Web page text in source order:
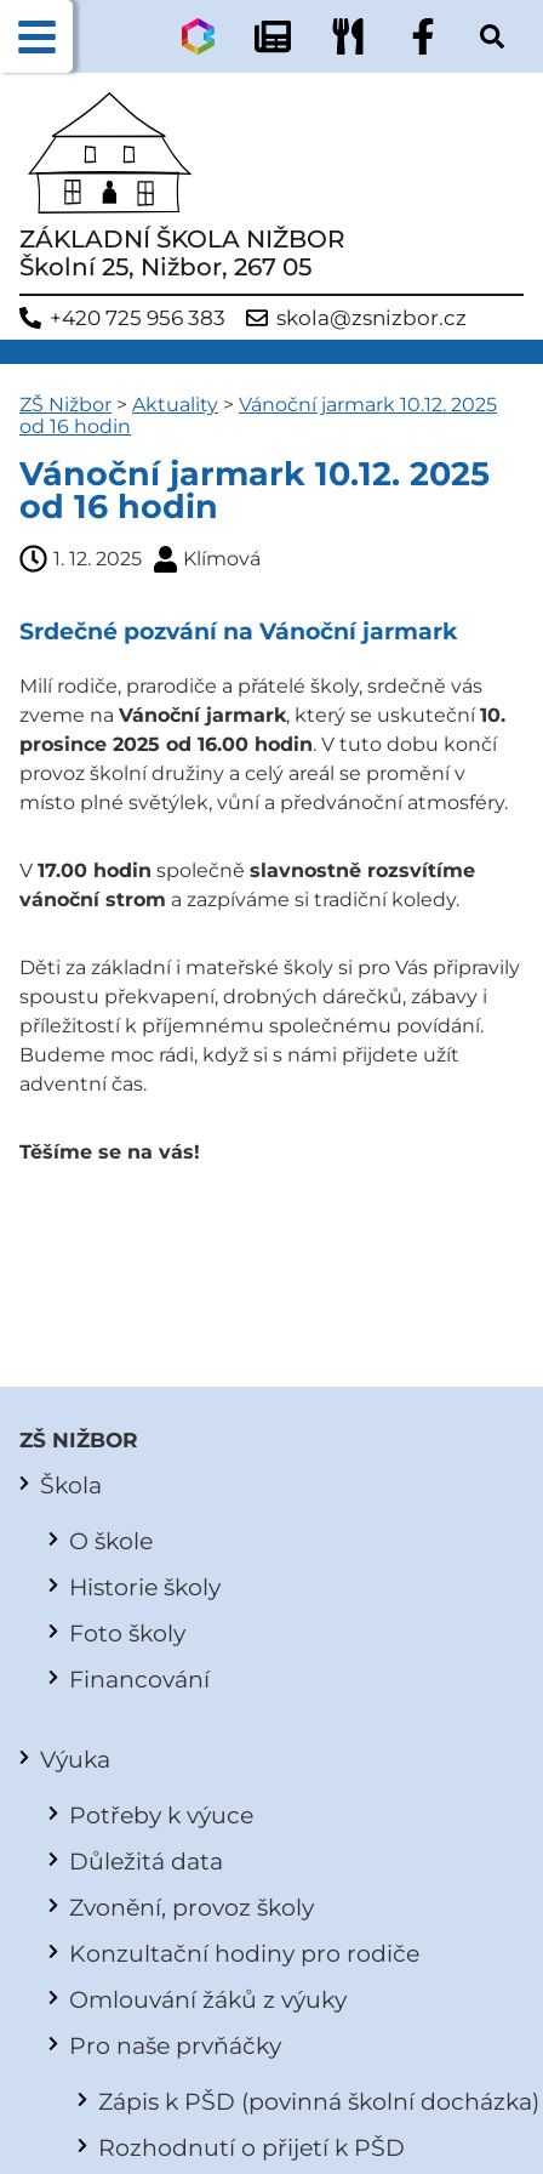
ZÁKLADNÍ ŠKOLA NIŽBOR
Školní 25, Nižbor, 267 05
+420 725 956 383 skola@zsnizbor.cz
ZŠ Nižbor > Aktuality > Vánoční jarmark 10.12. 2025
od 16 hodin
Vánoční jarmark 10.12. 2025
od 16 hodin
1. 12. 2025 Klímová
Srdečné pozvání na Vánoční jarmark
Milí rodiče, prarodiče a přátelé školy, srdečně vás
zveme na Vánoční jarmark, který se uskuteční10.
prosince 2025 od 16.00 hodin. V tuto dobu končí
provoz školní družiny a celý areál se promění v
místo plné světýlek, vůní a předvánoční atmosféry.
V 17.00 hodin společně slavnostně rozsvítíme
vánoční strom a zazpíváme si tradiční koledy.
Děti za základní i mateřské školy si pro Vás připravily
spoustu překvapení, drobných dárečků, zábavy i
příležitostí k příjemnému společnému povídání.
Budeme moc rádi, když si s námi přijdete užít
adventní čas.
Těšíme se na vás!
ZŠ NIŽBOR
Škola
O škole
Historie školy
Foto školy
Financování
Výuka
Potřeby k výuce
Důležitá data
Zvonění, provoz školy
Konzultační hodiny pro rodiče
Omlouvání žáků z výuky
Pro naše prvňáčky
Zápis k PŠD (povinná školní docházka)
Rozhodnutí o přijetí k PŠD